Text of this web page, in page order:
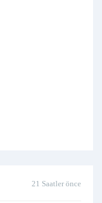
21 Saatler önce